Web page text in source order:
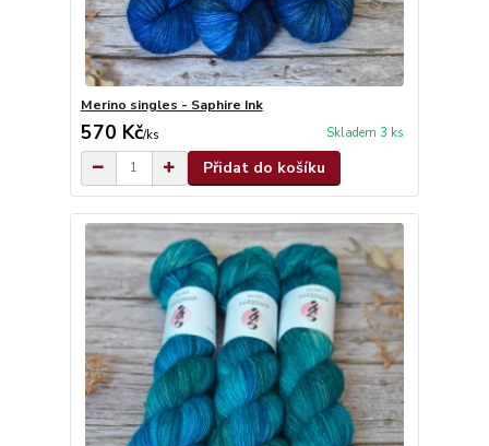
Merino singles - Saphire Ink
570 Kč/ks Skladem 3 ks
Přidat do košíku